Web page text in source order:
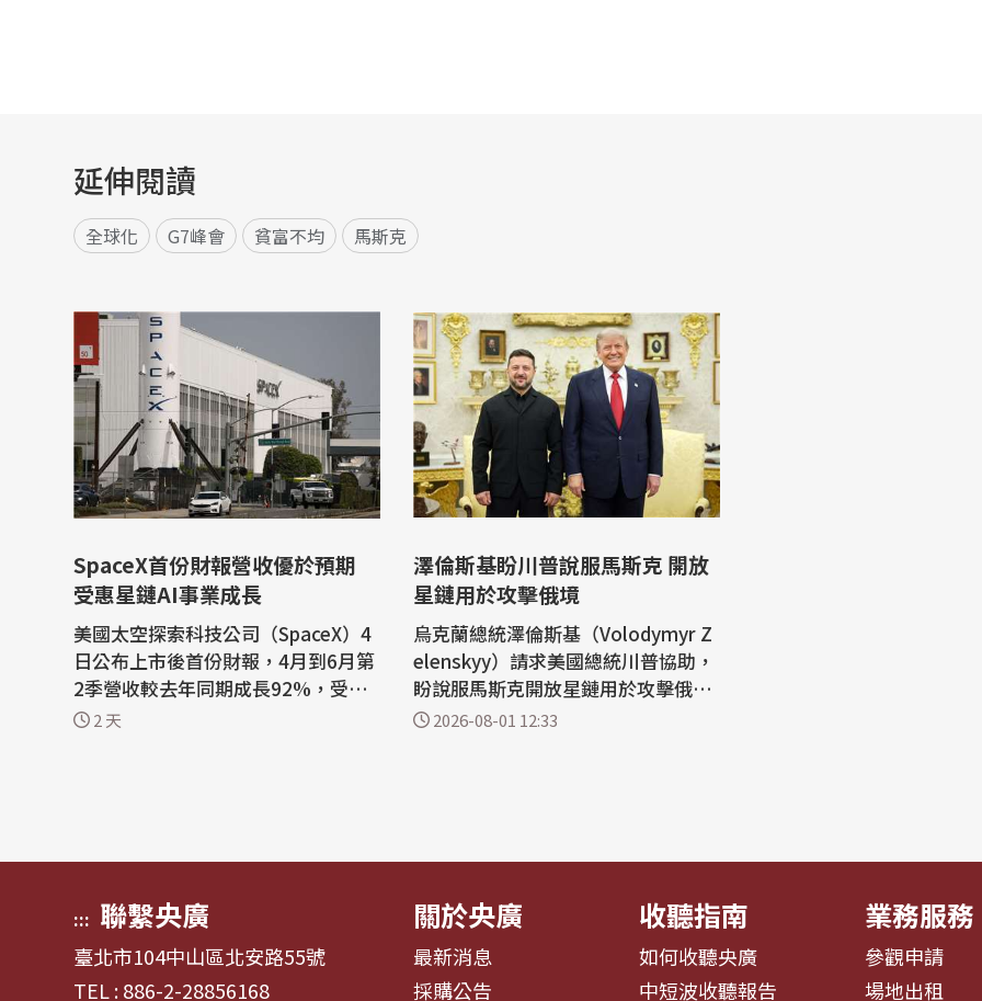
延伸閱讀
全球化 G7峰會 貧富不均 馬斯克
SpaceX首份財報營收優於預期
受惠星鏈AI事業成長
美國太空探索科技公司（SpaceX）4
日公布上市後首份財報，4月到6月第
2季營收較去年同期成長92%，受惠
於「星鏈」衛星網路與人工智慧（A
2 天
澤倫斯基盼川普說服馬斯克 開放
星鏈用於攻擊俄境
烏克蘭總統澤倫斯基（Volodymyr Z
elenskyy）請求美國總統川普協助，
盼說服馬斯克開放星鏈用於攻擊俄羅
斯境內目標。於此同時，川普對烏軍
2026-08-01 12:33
::: 聯繫央廣
臺北市104中山區北安路55號
TEL : 886-2-28856168
關於央廣
最新消息
採購公告
收聽指南
如何收聽央廣
中短波收聽報告
業務服務
參觀申請
場地出租